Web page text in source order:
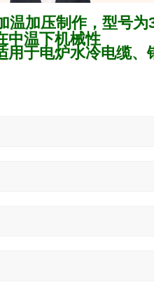
加压制作，型号为
中温下机械性
用于电炉水冷电缆、